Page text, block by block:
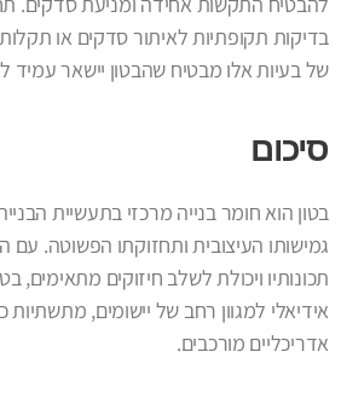
בדיקות תקופתיות לאיתור סדקים או
של בעיות אלו מבטיח שהבטון יישאר עמיד
סיכום
בטון הוא חומר בנייה מרכזי בתעשיית
גמישותו העיצובית ותחזוקתו הפשוטה.
תכונותיו ויכולת לשלב חיזוקים מתאימים,
אידיאלי למגוון רחב של יישומים, מתשתיות
אדריכליים מורכבים.